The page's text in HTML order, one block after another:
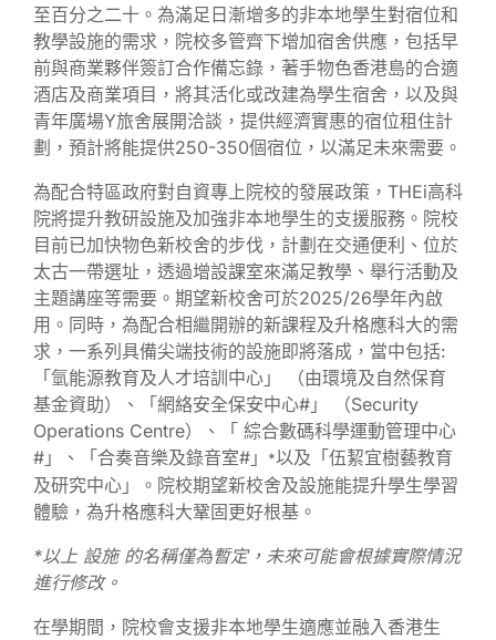
至百分之二十。為滿足日漸增多的非本地學生對宿位和
教學設施的需求，院校多管齊下增加宿舍供應，包括早
前與商業夥伴簽訂合作備忘錄，著手物色香港島的合適
酒店及商業項目，將其活化或改建為學生宿舍，以及與
青年廣場Y旅舍展開洽談，提供經濟實惠的宿位租住計
劃，預計將能提供250-350個宿位，以滿足未來需要。
為配合特區政府對自資專上院校的發展政策，THEi高科
院將提升教研設施及加強非本地學生的支援服務。院校
目前已加快物色新校舍的步伐，計劃在交通便利、位於
太古一帶選址，透過增設課室來滿足教學、舉行活動及
主題講座等需要。期望新校舍可於2025/26學年內啟
用。同時，為配合相繼開辦的新課程及升格應科大的需
求，一系列具備尖端技術的設施即將落成，當中包括:
「氫能源教育及人才培訓中心」 （由環境及自然保育
基金資助）、「網絡安全保安中心#」 （Security
Operations Centre）、「 綜合數碼科學運動管理中心
#」、「合奏音樂及錄音室#」
*以及「伍絜宜樹藝教育
及研究中心」。院校期望新校舍及設施能提升學生學習
體驗，為升格應科大鞏固更好根基。
*以上 設施 的名稱僅為暫定，未來可能會根據實際情況
進行修改。
在學期間，院校會支援非本地學生適應並融入香港生